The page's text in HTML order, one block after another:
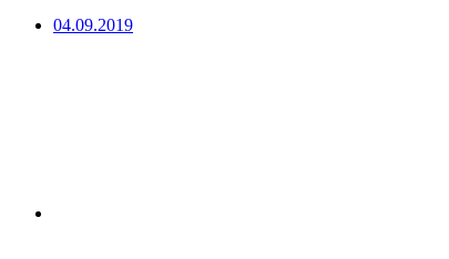
04.09.2019